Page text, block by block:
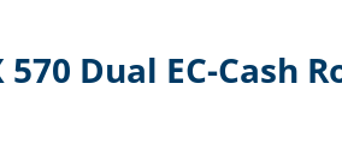
570 Dual EC-Cash